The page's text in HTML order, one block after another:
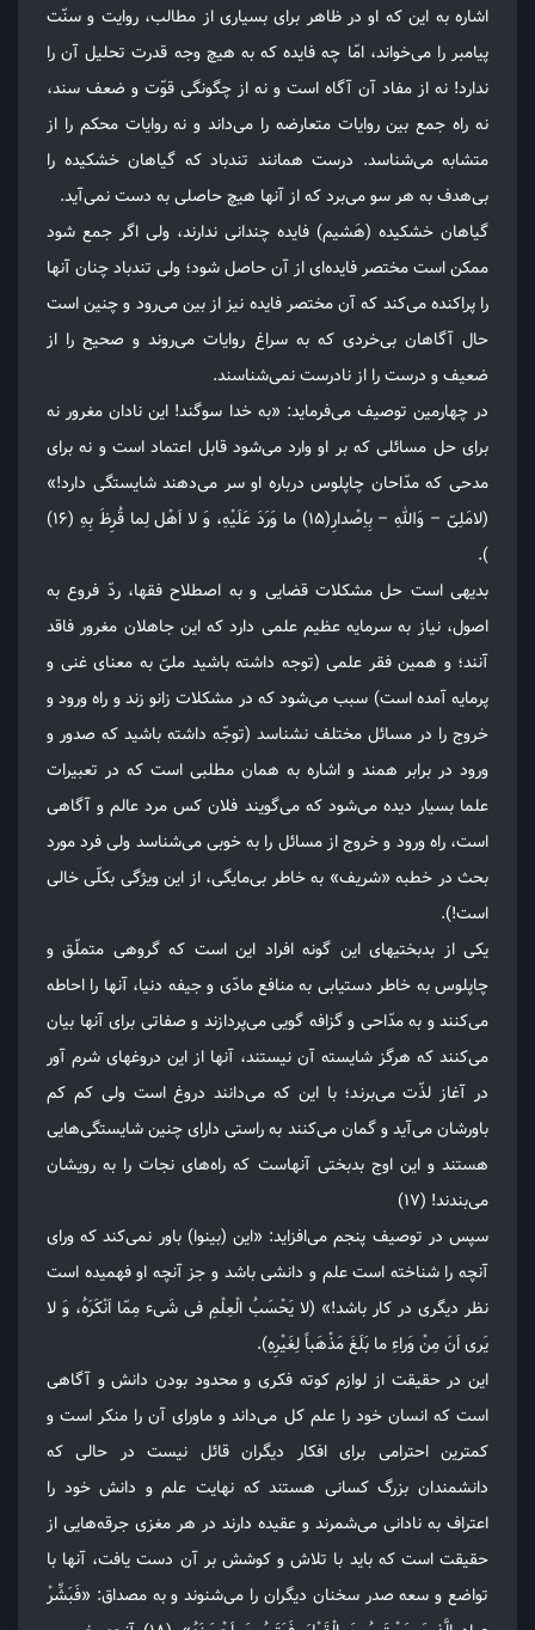
اشاره به این که او در ظاهر برای بسیاری از مطالب، روایت و سنّت
پیامبر را می‌خواند، امّا چه فایده که به هیچ وجه قدرت تحلیل آن را
ندارد! نه از مفاد آن آگاه است و نه از چگونگی قوّت و ضعف سند،
نه راه جمع بین روایات متعارضه را می‌داند و نه روایات محکم را از
متشابه می‌شناسد. درست همانند تندباد که گیاهان خشکیده را
بی‌هدف به هر سو می‌برد که از آنها هیچ حاصلی به دست نمی‌آید.
گیاهان خشکیده (هَشیم) فایده چندانی ندارند، ولی اگر جمع شود
ممکن است مختصر فایده‌ای از آن حاصل شود؛ ولی تندباد چنان آنها
را پراکنده می‌کند که آن مختصر فایده نیز از بین می‌رود و چنین است
حال آگاهان بی‌خردی که به سراغ روایات می‌روند و صحیح را از
ضعیف و درست را از نادرست نمی‌شناسند.
در چهارمین توصیف می‌فرماید: «به خدا سوگند! این نادان مغرور نه
برای حل مسائلی که بر او وارد می‌شود قابل اعتماد است و نه برای
مدحی که مدّاحان چاپلوس درباره او سر می‌دهند شایستگی دارد!»
(لامَلِیّ – وَاللهِ – بِاِصْدارِ(۱۵) ما وَرَدَ عَلَیْهِ، وَ لا اَهْل لِما قُرِظَ بِهِ (۱۶)
).
بدیهی است حل مشکلات قضایی و به اصطلاح فقها، ردّ فروع به
اصول، نیاز به سرمایه عظیم علمی دارد که این جاهلان مغرور فاقد
آنند؛ و همین فقر علمی (توجه داشته باشید ملیّ به معنای غنی و
پرمایه آمده است) سبب می‌شود که در مشکلات زانو زند و راه ورود و
خروج را در مسائل مختلف نشناسد (توجّه داشته باشید که صدور و
ورود در برابر همند و اشاره به همان مطلبی است که در تعبیرات
علما بسیار دیده می‌شود که می‌گویند فلان کس مرد عالم و آگاهی
است، راه ورود و خروج از مسائل را به خوبی می‌شناسد ولی فرد مورد
بحث در خطبه «شریف» به خاطر بی‌مایگی، از این ویژگی بکلّی خالی
است!).
یکی از بدبختیهای این گونه افراد این است که گروهی متملّق و
چاپلوس به خاطر دستیابی به منافع مادّی و جیفه دنیا، آنها را احاطه
می‌کنند و به مدّاحی و گزافه گویی می‌پردازند و صفاتی برای آنها بیان
می‌کنند که هرگز شایسته آن نیستند، آنها از این دروغهای شرم آور
در آغاز لذّت می‌برند؛ با این که می‌دانند دروغ است ولی کم کم
باورشان می‌آید و گمان می‌کنند به راستی دارای چنین شایستگی‌هایی
هستند و این اوج بدبختی آنهاست که راه‌های نجات را به رویشان
می‌بندند! (۱۷)
سپس در توصیف پنجم می‌افزاید: «این (بینوا) باور نمی‌کند که ورای
آنچه را شناخته است علم و دانشی باشد و جز آنچه او فهمیده است
نظر دیگری در کار باشد!» (لا یَحْسَبُ الْعِلْمِ فی شَیء مِمّا اَنْکَرَهُ، وَ لا
یَری اَنَ مِنْ وَراءِ ما بَلَغَ مَذْهَباً لِغَیْرِهِ).
این در حقیقت از لوازم کوته فکری و محدود بودن دانش و آگاهی
است که انسان خود را علم کل می‌داند و ماورای آن را منکر است و
کمترین احترامی برای افکار دیگران قائل نیست در حالی که
دانشمندان بزرگ کسانی هستند که نهایت علم و دانش خود را
اعتراف به نادانی می‌شمرند و عقیده دارند در هر مغزی جرقه‌هایی از
حقیقت است که باید با تلاش و کوشش بر آن دست یافت، آنها با
تواضع و سعه صدر سخنان دیگران را می‌شنوند و به مصداق: «فَبَشِّرْ